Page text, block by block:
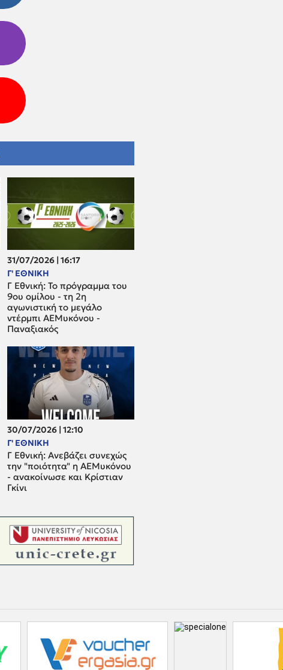
31/07/2026 | 16:17
Γ' ΕΘΝΙΚΗ
Γ Εθνική: Το πρόγραμμα του
9ου ομίλου - τη 2η
αγωνιστική το μεγάλο
ντέρμπι ΑΕΜυκόνου -
Παναξιακός
30/07/2026 | 12:10
Γ' ΕΘΝΙΚΗ
Γ Εθνική: Ανεβάζει συνεχώς
την "ποιότητα" η ΑΕΜυκόνου
- ανακοίνωσε και Κρίστιαν
Γκίνι